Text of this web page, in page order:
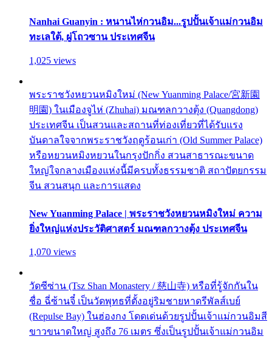
Nanhai Guanyin : หนานไห่กวนอิม...รูปปั้นเจ้าแม่กวนอิม
ทะเลใต้, ผู่โถวซาน ประเทศจีน
1,025 views
พระราชวังหยวนหมิงใหม่ (New Yuanming Palace/宮新園
明園) ในเมืองจูไห่ (Zhuhai) มณฑลกวางตุ้ง (Quangdong)
ประเทศจีน เป็นสวนและสถานที่ท่องเที่ยวที่ได้รับแรง
บันดาลใจจากพระราชวังฤดูร้อนเก่า (Old Summer Palace)
หรือหยวนหมิงหยวนในกรุงปักกิ่ง สวนสาธารณะขนาด
ใหญ่ใจกลางเมืองแห่งนี้มีครบทั้งธรรมชาติ สถาปัตยกรรม
จีน สวนสนุก และการแสดง
New Yuanming Palace | พระราชวังหยวนหมิงใหม่ ความ
ยิ่งใหญ่แห่งประวัติศาสตร์ มณฑลกวางตุ้ง ประเทศจีน
1,070 views
วัดซีซ่าน (Tsz Shan Monastery / 慈山寺) หรือที่รู้จักกันใน
ชื่อ ฉี่ซ้านจี๋ เป็นวัดพุทธที่ตั้งอยู่ริมชายหาดรีพัลส์เบย์
(Repulse Bay) ในฮ่องกง โดดเด่นด้วยรูปปั้นเจ้าแม่กวนอิมสี
ขาวขนาดใหญ่ สูงถึง 76 เมตร ซึ่งเป็นรูปปั้นเจ้าแม่กวนอิม